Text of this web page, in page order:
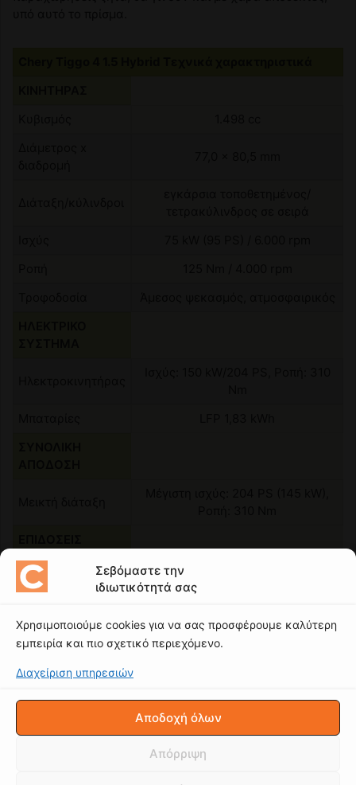
Σεβόμαστε την
ιδιωτικότητά σας
Χρησιμοποιούμε cookies για να σας προσφέρουμε καλύτερη
εμπειρία και πιο σχετικό περιεχόμενο.
Διαχείριση υπηρεσιών
Αποδοχή όλων
Απόρριψη